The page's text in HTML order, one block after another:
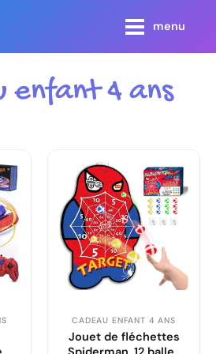
menu
enfant 4 ans
CADEAU ENFANT 4 ANS
Jouet de fléchettes